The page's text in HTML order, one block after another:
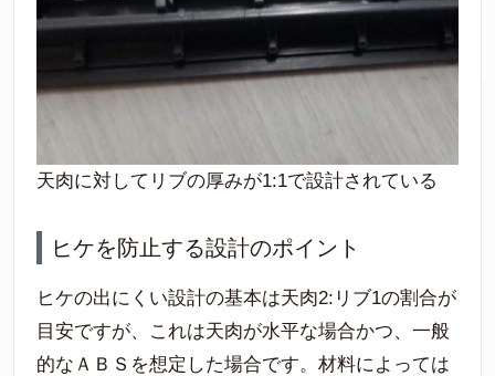
天肉に対してリブの厚みが1:1で設計されている
ヒケを防止する設計のポイント
ヒケの出にくい設計の基本は天肉2:リブ1の割合が
目安ですが、これは天肉が水平な場合かつ、一般
的なＡＢＳを想定した場合です。材料によっては